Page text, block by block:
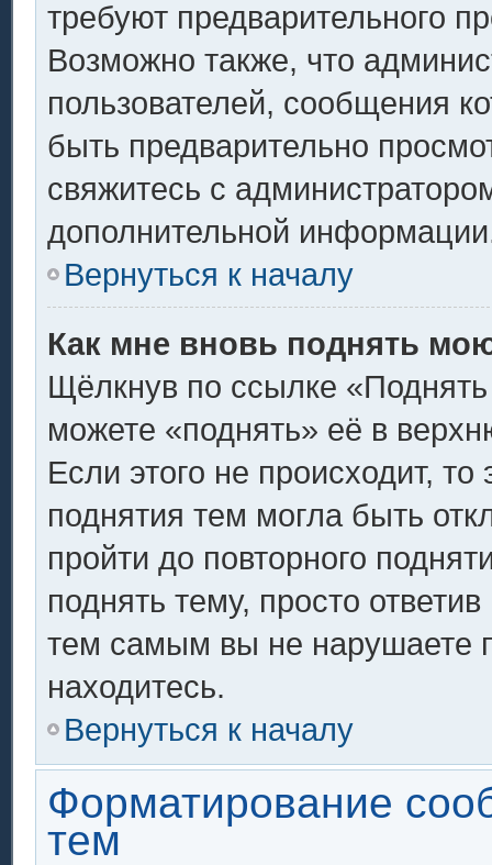
требуют предварительного
Возможно также, что
пользователей, сообщения
быть предварительно
свяжитесь с
дополнительной
Вернуться к началу
Как мне вновь поднять
Щёлкнув по ссылке
можете «поднять» её в
Если этого не происходит, то
поднятия тем могла быть
пройти до повторного
поднять тему, просто
тем самым вы не нарушаете
находитесь.
Вернуться к началу
Форматирование
тем